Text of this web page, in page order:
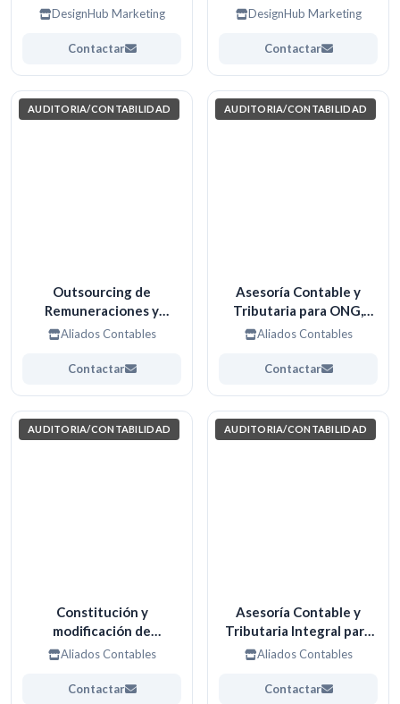
sociales
DesignHub Marketing
Contactar
marcas y negocios
DesignHub Marketing
Contactar
AUDITORIA/CONTABILIDAD
Outsourcing de
Remuneraciones y
Gestión Laboral.
Aliados Contables
Contactar
AUDITORIA/CONTABILIDAD
Asesoría Contable y
Tributaria para ONG,
Fundaciones y Entidades
Aliados Contables
Contactar
AUDITORIA/CONTABILIDAD
Constitución y
modificación de
Empresas
Aliados Contables
Contactar
AUDITORIA/CONTABILIDAD
Asesoría Contable y
Tributaria Integral para
Organizaciones y
Aliados Contables
Contactar